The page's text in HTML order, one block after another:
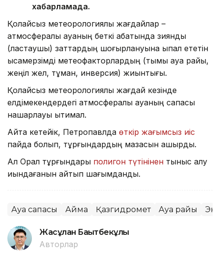
хабарламада.
Қолайсыз метеорологиялық жағдайлар –
атмосфералық ауаның беткі қабатында зиянды
(ластаушы) заттардың шоғырлануына ықпал ететін
қысқамерзімді метеофакторлардың (тымық ауа райы,
жеңіл жел, тұман, инверсия) жиынтығы.
Қолайсыз метеорологиялық жағдай кезінде
елдімекендердегі атмосфералық ауаның сапасы
нашарлауы ықтимал.
Айта кетейік, Петропавлда өткір жағымсыз иіс
пайда болып, тұрғындардың мазасын қашырды.
Ал Орал тұрғындары полигон түтінінен тыныс алу
қиындағанын айтып шағымданды.
Ауа сапасы Аймақ Қазгидромет Ауа райы
Жасұлан Бақытбекұлы
Авторлар